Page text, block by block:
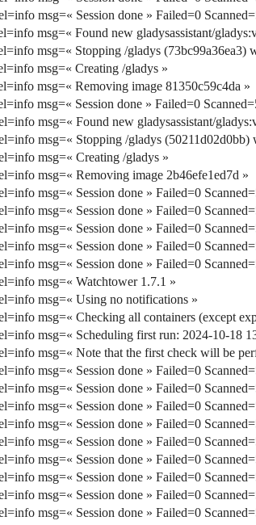
msg=« Session done » Failed=0
msg=« Found new gladysassistant/
msg=« Stopping /gladys (73bc99a36ea3)
msg=« Creating /gladys »
msg=« Removing image 81350c59c4da »
msg=« Session done » Failed=0
msg=« Found new gladysassistant/
msg=« Stopping /gladys
msg=« Creating /gladys »
msg=« Removing image 2b46efe1ed7d »
msg=« Session done » Failed=0
msg=« Session done » Failed=0
msg=« Session done » Failed=0
msg=« Session done » Failed=0
msg=« Session done » Failed=0
msg=« Watchtower 1.7.1 »
msg=« Using no notifications »
msg=« Checking all containers (except
msg=« Scheduling first run: 2024-10-18
msg=« Note that the first check will be
msg=« Session done » Failed=0
msg=« Session done » Failed=0
msg=« Session done » Failed=0
msg=« Session done » Failed=0
msg=« Session done » Failed=0
msg=« Session done » Failed=0
msg=« Session done » Failed=0
msg=« Session done » Failed=0
msg=« Session done » Failed=0